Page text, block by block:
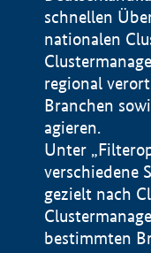
schnellen
nationalen
regional
Branchen
agieren.
Unter
verschiedene
gezielt nach
bestimmten
Impressum
Datenschutzerklärung
BMWE, 2026 ©
100 km © Geobasis-DE /